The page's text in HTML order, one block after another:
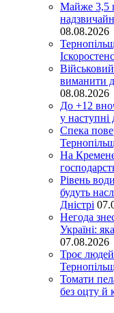
Майже 3,5
08.08.2026
виманити
08.08.2026
До +12
у наступні
Спека
На
Рівень
будуть
Дністрі
Негода
Україні:
07.08.2026
Троє людей
Томати
без оцту й